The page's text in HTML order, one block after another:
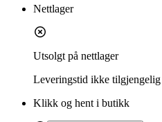
Nettlager
Utsolgt på nettlager
Leveringstid ikke tilgjengelig
Klikk og hent i butikk